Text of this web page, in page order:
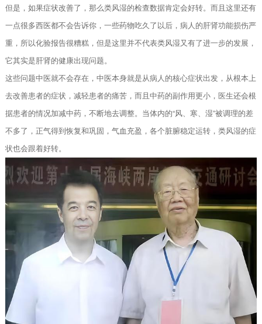
但是，如果症状改善了，那么类风湿的检查数据肯定会好转。而且这里还有
一点很多西医都不会告诉你，一些药物吃久了以后，病人的肝肾功能损伤严
重，所以化验报告很糟糕，但是这里并不代表类风湿又有了进一步的发展，
它其实是肝肾的健康出现问题。
这些问题中医就不会存在，中医本身就是从病人的核心症状出发，从根本上
去改善患者的症状，减轻患者的痛苦，而且中药的副作用更小，医生还会根
据患者的情况加减中药，不断地去调整。当体内的“风、寒、湿”被调理的差
不多了，正气得到恢复和巩固，气血充盈，各个脏腑稳定运转，类风湿的症
状也会跟着好转。